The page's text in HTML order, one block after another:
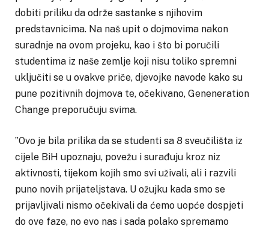
dobiti priliku da održe sastanke s njihovim
predstavnicima. Na naš upit o dojmovima nakon
suradnje na ovom projeku, kao i što bi poručili
studentima iz naše zemlje koji nisu toliko spremni
uključiti se u ovakve priče, djevojke navode kako su
pune pozitivnih dojmova te, očekivano, Geneneration
Change preporučuju svima.
”Ovo je bila prilika da se studenti sa 8 sveučilišta iz
cijele BiH upoznaju, povežu i surađuju kroz niz
aktivnosti, tijekom kojih smo svi uživali, ali i razvili
puno novih prijateljstava. U ožujku kada smo se
prijavljivali nismo očekivali da ćemo uopće dospjeti
do ove faze, no evo nas i sada polako spremamo